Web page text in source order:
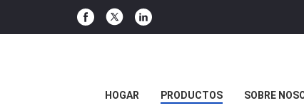
HOGAR PRODUCTOS SOBRE